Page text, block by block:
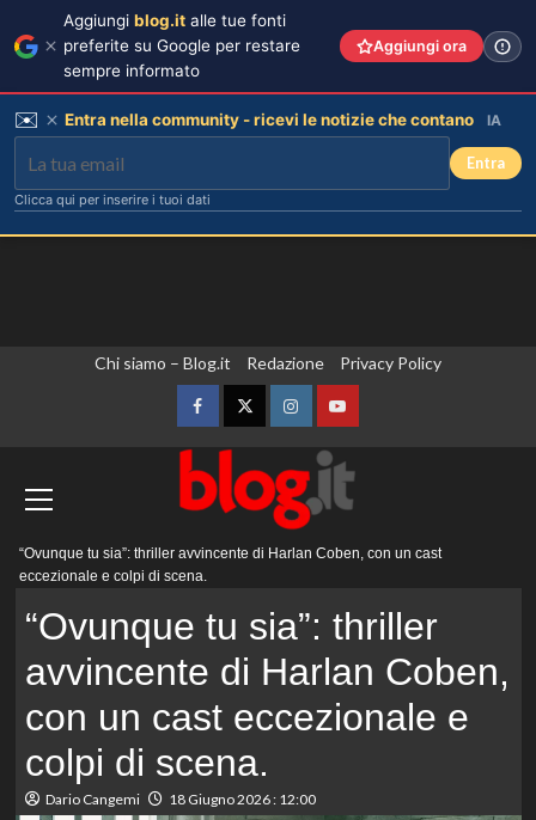
Chi siamo – Blog.it Redazione Privacy Policy
FacebookTwitterInstagramYouTube
principale
“Ovunque tu sia”: thriller avvincente di Harlan Coben, con un cast
eccezionale e colpi di scena.
“Ovunque tu sia”: thriller
avvincente di Harlan Coben,
con un cast eccezionale e
colpi di scena.
Dario Cangemi 18 Giugno 2026 : 12:00
Aggiungi blog.it alle tue fonti
preferite su Google per restare
sempre informato
Aggiungi ora
✉️ Entra nella community - ricevi le notizie che contano IA
Entra
Clicca qui per inserire i tuoi dati